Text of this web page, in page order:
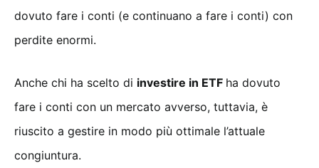
dovuto fare i conti (e continuano a fare i conti) con
perdite enormi.
Anche chi ha scelto di investire in ETF ha dovuto
fare i conti con un mercato avverso, tuttavia, è
riuscito a gestire in modo più ottimale l’attuale
congiuntura.